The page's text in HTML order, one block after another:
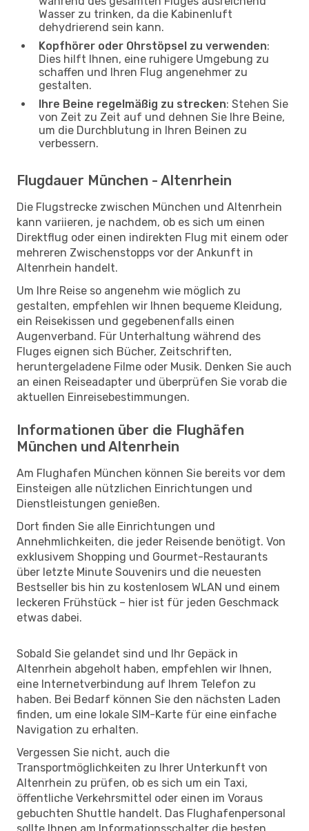
Wasser zu trinken, da die Kabinenluft
dehydrierend sein kann.
Kopfhörer oder Ohrstöpsel zu verwenden:
Dies hilft Ihnen, eine ruhigere Umgebung zu
schaffen und Ihren Flug angenehmer zu
gestalten.
Ihre Beine regelmäßig zu strecken: Stehen Sie
von Zeit zu Zeit auf und dehnen Sie Ihre Beine,
um die Durchblutung in Ihren Beinen zu
verbessern.
Flugdauer München - Altenrhein
Die Flugstrecke zwischen München und Altenrhein
kann variieren, je nachdem, ob es sich um einen
Direktflug oder einen indirekten Flug mit einem oder
mehreren Zwischenstopps vor der Ankunft in
Altenrhein handelt.
Um Ihre Reise so angenehm wie möglich zu
gestalten, empfehlen wir Ihnen bequeme Kleidung,
ein Reisekissen und gegebenenfalls einen
Augenverband. Für Unterhaltung während des
Fluges eignen sich Bücher, Zeitschriften,
heruntergeladene Filme oder Musik. Denken Sie auch
an einen Reiseadapter und überprüfen Sie vorab die
aktuellen Einreisebestimmungen.
Informationen über die Flughäfen
München und Altenrhein
Am Flughafen München können Sie bereits vor dem
Einsteigen alle nützlichen Einrichtungen und
Dienstleistungen genießen.
Dort finden Sie alle Einrichtungen und
Annehmlichkeiten, die jeder Reisende benötigt. Von
exklusivem Shopping und Gourmet-Restaurants
über letzte Minute Souvenirs und die neuesten
Bestseller bis hin zu kostenlosem WLAN und einem
leckeren Frühstück – hier ist für jeden Geschmack
etwas dabei.
Sobald Sie gelandet sind und Ihr Gepäck in
Altenrhein abgeholt haben, empfehlen wir Ihnen,
eine Internetverbindung auf Ihrem Telefon zu
haben. Bei Bedarf können Sie den nächsten Laden
finden, um eine lokale SIM-Karte für eine einfache
Navigation zu erhalten.
Vergessen Sie nicht, auch die
Transportmöglichkeiten zu Ihrer Unterkunft von
Altenrhein zu prüfen, ob es sich um ein Taxi,
öffentliche Verkehrsmittel oder einen im Voraus
gebuchten Shuttle handelt. Das Flughafenpersonal